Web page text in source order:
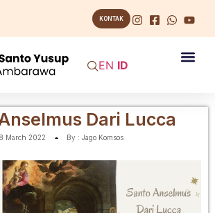
KONTAK
EN ID
Dari Lucca
March 2022 By : Jago Komsos